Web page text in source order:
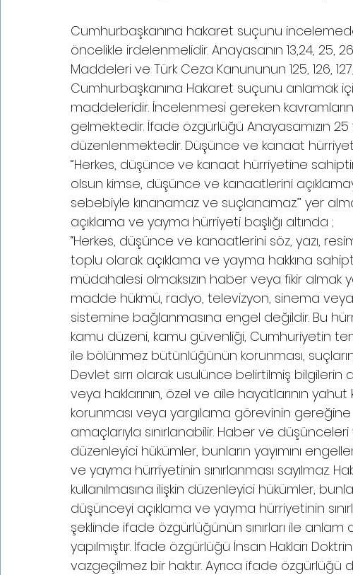
Cumhurbaşkanına hakaret suçunu
öncelikle irdelenmelidir. Anayasanın 13,24, 25, 26,
Maddeleri ve Türk Ceza Kanununun 125, 126,
Cumhurbaşkanına Hakaret suçunu anlamak
maddeleridir. İncelenmesi gereken
gelmektedir. İfade özgürlüğü Anayasamızın
düzenlenmektedir. Düşünce ve kanaat
‘’Herkes, düşünce ve kanaat hürriyetine
olsun kimse, düşünce ve kanaatlerini
sebebiyle kınanamaz ve suçlanamaz.’’ yer
açıklama ve yayma hürriyeti başlığı altında ;
‘‘Herkes, düşünce ve kanaatlerini söz, yazı,
toplu olarak açıklama ve yayma hakkına
müdahalesi olmaksızın haber veya fikir
madde hükmü, radyo, televizyon, sinema veya
sistemine bağlanmasına engel değildir. Bu
kamu düzeni, kamu güvenliği, Cumhuriyetin
ile bölünmez bütünlüğünün korunması,
Devlet sırrı olarak usulünce belirtilmiş bilgilerin
veya haklarının, özel ve aile hayatlarının
korunması veya yargılama görevinin
amaçlarıyla sınırlanabilir. Haber ve düşünceleri
düzenleyici hükümler, bunların yayımını
ve yayma hürriyetinin sınırlanması sayılmaz.
kullanılmasına ilişkin düzenleyici hükümler,
düşünceyi açıklama ve yayma hürriyetinin
şeklinde ifade özgürlüğünün sınırları ile
yapılmıştır. İfade özgürlüğü İnsan Hakları
vazgeçilmez bir haktır. Ayrıca ifade özgürlüğü